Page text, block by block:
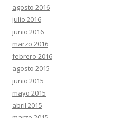
agosto 2016
julio 2016
junio 2016
marzo 2016
febrero 2016
agosto 2015
junio 2015
mayo 2015
abril 2015